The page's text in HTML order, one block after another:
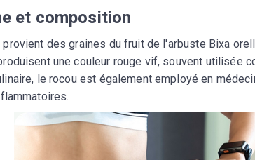
et composition
provient des graines du fruit de l'arbuste Bixa
une couleur rouge vif, souvent utilisée
le rocou est également employé en